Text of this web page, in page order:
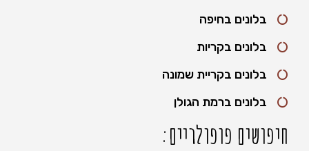
בלונים בחיפה
בלונים בקריות
בלונים בקריית שמונה
בלונים ברמת הגולן
חיפושים פופולריים: